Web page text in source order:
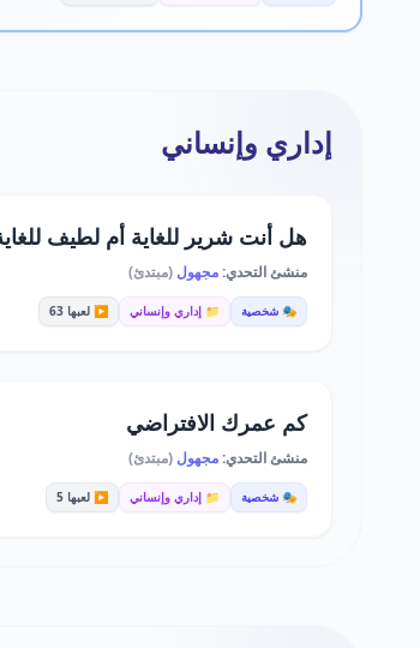
إداري وإنساني
هل أنت شرير للغاية أم لطيف
منشئ التحدي:مجهول (مبتدئ)
🎭 شخصية 📁 إداري وإنساني ▶️ لعبها 63
كم عمرك الافتراضي
منشئ التحدي:مجهول (مبتدئ)
🎭 شخصية 📁 إداري وإنساني ▶️ لعبها 5